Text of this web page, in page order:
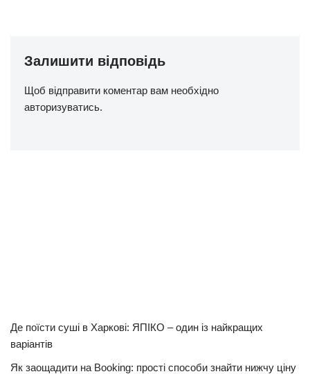
Залишити відповідь
Щоб відправити коментар вам необхідно
авторизуватись.
Де поїсти суші в Харкові: ЯПІКО – один із найкращих
варіантів
Як заощадити на Booking: прості способи знайти нижчу ціну